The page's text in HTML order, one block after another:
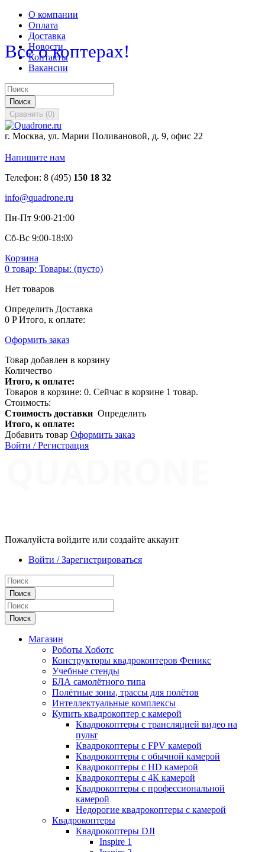
О компании
Оплата
Доставка
Новости
Контакты
Вакансии
Поиск
Сравнить (0)
Все о коптерах!
г. Москва, ул. Марии Поливановой, д. 9, офис 22
Напишите нам
Телефон: 8 (495) 150 18 32
info@quadrone.ru
Пн-Пт 9:00-21:00
Сб-Вс 9:00-18:00
Корзина
0 товар: Товары: (пусто)
Нет товаров
Определить Доставка
0 P Итого, к оплате:
Оформить заказ
Товар добавлен в корзину
Количество
Итого, к оплате:
Товаров в корзине: 0. Сейчас в корзине 1 товар.
Стоимость:
Стоимость доставки Определить
Итого, к оплате:
Добавить товар Оформить заказ
Войти / Регистрация
Пожалуйста войдите или создайте аккаунт
Войти / Зарегистрироваться
Поиск
Поиск
Магазин
Роботы Хоботс
Конструкторы квадрокоптеров Феникс
Учебные стенды
БЛА самолётного типа
Полётные зоны, трассы для полётов
Интеллектуальные комплексы
Купить квадрокоптер с камерой
Квадрокоптеры с трансляцией видео на
пульт
Квадрокоптеры с FPV камерой
Квадрокоптеры с обычной камерой
Квадрокоптеры с HD камерой
Квадрокоптеры с 4К камерой
Квадрокоптеры с профессиональной
камерой
Недорогие квадрокоптеры с камерой
Квадрокоптеры
Квадрокоптеры DJI
Inspire 1